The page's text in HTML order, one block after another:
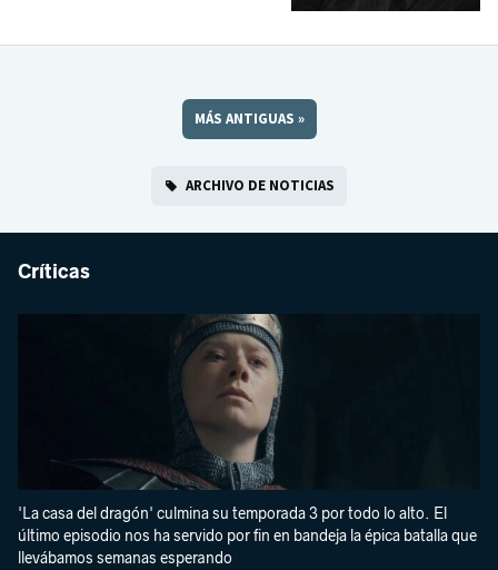
MÁS ANTIGUAS »
ARCHIVO DE NOTICIAS
Críticas
'La casa del dragón' culmina su temporada 3 por todo lo alto. El
último episodio nos ha servido por fin en bandeja la épica batalla que
llevábamos semanas esperando